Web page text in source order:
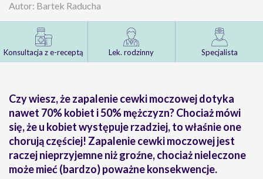
Autor: Bartek Raducha
Konsultacja z e-receptą Lek. rodzinny Specjalista
Czy wiesz, że zapalenie cewki moczowej dotyka
nawet 70% kobiet i 50% mężczyzn? Chociaż mówi
się, że u kobiet występuje rzadziej, to właśnie one
chorują częściej! Zapalenie cewki moczowej jest
raczej nieprzyjemne niż groźne, chociaż nieleczone
może mieć (bardzo) poważne konsekwencje.